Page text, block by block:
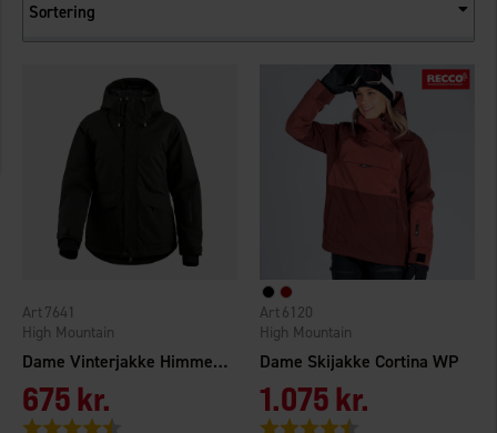
Sortering
Dame Vinterjakke Himmelfjäll WP
High Mountain
7641
675 kr.
Vurdering:
Dame Skijakke Cortina WP
High Mountain
6120
1.075 kr.
Vurdering: